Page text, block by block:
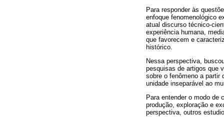
Para responder às
enfoque fenomenológico
atual discurso técnico-
experiência humana,
que favorecem e
histórico.
Nessa perspectiva,
pesquisas de artigos que
sobre o fenômeno a partir
unidade inseparável ao
Para entender o modo de
produção, exploração e
perspectiva, outros